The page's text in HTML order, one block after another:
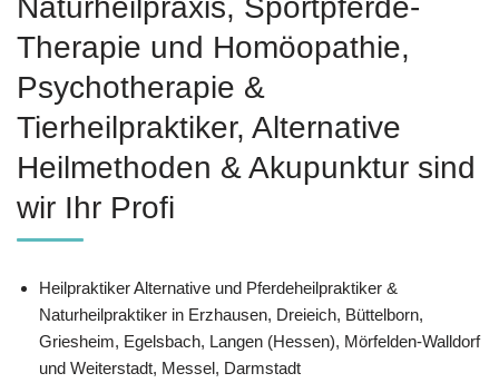
Naturheilpraxis, Sportpferde-
Therapie und ‎Homöopathie,
‎Psychotherapie &
‎Tierheilpraktiker, Alternative
Heilmethoden & Akupunktur sind
wir Ihr Profi
Heilpraktiker Alternative und Pferdeheilpraktiker &
Naturheilpraktiker in Erzhausen, Dreieich, Büttelborn,
Griesheim, Egelsbach, Langen (Hessen), Mörfelden-Walldorf
und Weiterstadt, Messel, Darmstadt